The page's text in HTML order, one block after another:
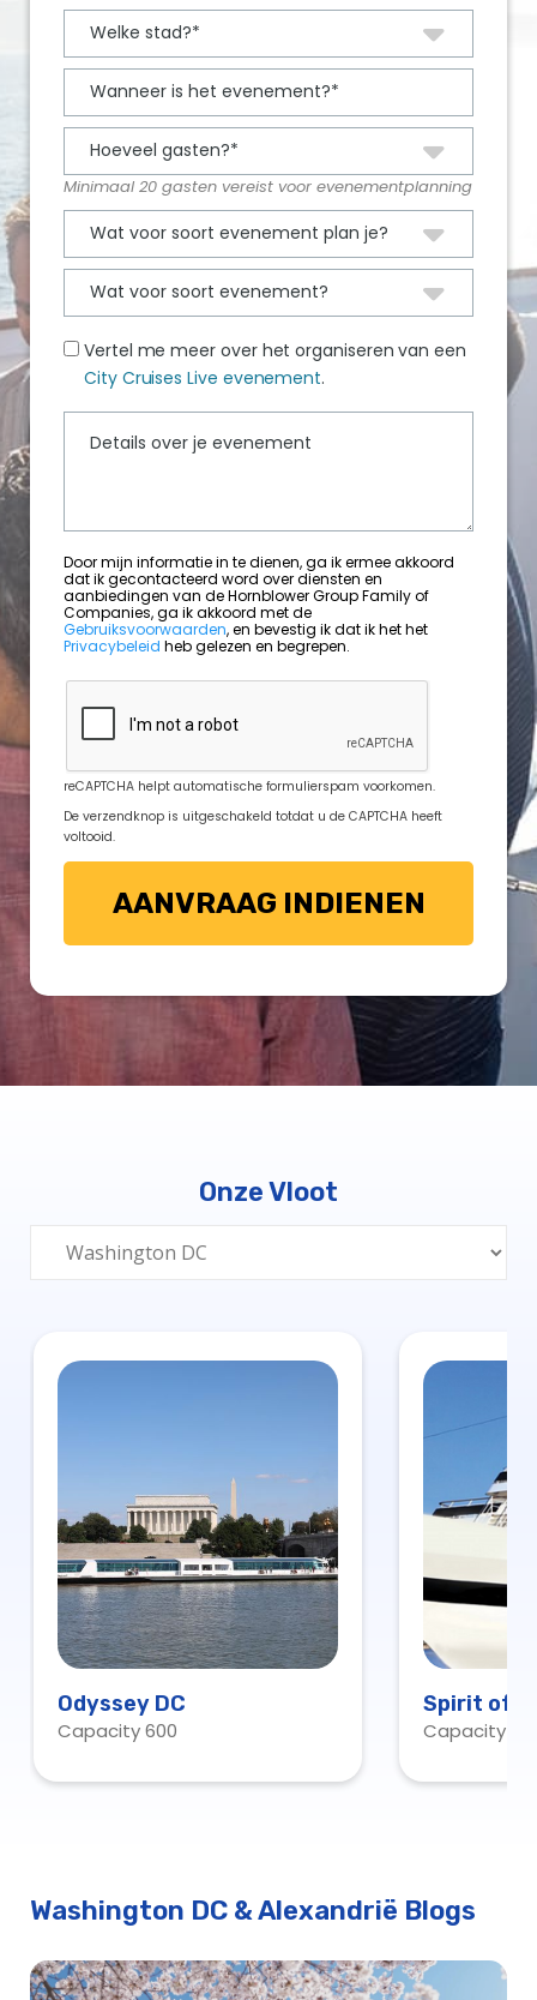
Minimaal 20 gasten vereist voor evenementplanning
Vertel me meer over het organiseren van een
City Cruises Live evenement.
Door mijn informatie in te dienen, ga ik ermee akkoord
dat ik gecontacteerd word over diensten en
aanbiedingen van de Hornblower Group Family of
Companies, ga ik akkoord met de
Gebruiksvoorwaarden
, en bevestig ik dat ik het het
Privacybeleid heb gelezen en begrepen.
reCAPTCHA helpt automatische formulierspam voorkomen.
De verzendknop is uitgeschakeld totdat u de CAPTCHA heeft
voltooid.
Onze Vloot
Odyssey DC
Capacity 600
Spirit of
Capacity
Washington DC & Alexandrië Blogs